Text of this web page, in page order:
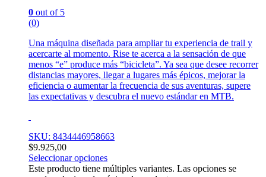
0 out of 5
(0)
Una máquina diseñada para ampliar tu experiencia de trail y
acercarte al momento. Rise te acerca a la sensación de que
menos “e” produce más “bicicleta”. Ya sea que desee recorrer
distancias mayores, llegar a lugares más épicos, mejorar la
eficiencia o aumentar la frecuencia de sus aventuras, supere
las expectativas y descubra el nuevo estándar en MTB.
SKU: 8434446958663
$9.925,00
Seleccionar opciones
Este producto tiene múltiples variantes. Las opciones se